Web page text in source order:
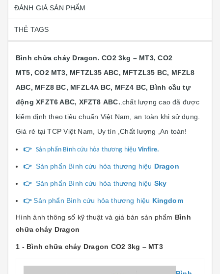
ĐÁNH GIÁ SẢN PHẨM
THẺ TAGS
Bình chữa cháy Dragon. CO2 3kg – MT3, CO2
MT5, CO2 MT3, MFTZL35 ABC, MFTZL35 BC, MFZL8
ABC, MFZ8 BC, MFZL4A BC, MFZ4 BC, Bình cầu tự
động XFZT6 ABC, XFZT8 ABC. .chất lượng cao đã được
kiểm định theo tiêu chuẩn Việt Nam, an toàn khi sử dụng.
Giá rẻ tại TCP Việt Nam, Uy tín ,Chất lượng ,An toàn!
👉 Sản phẩn Bình cứu hỏa thương hiệu Vinfire.
👉 Sản phẩn Bình cứu hỏa thương hiệu Dragon
👉 Sản phẩn Bình cứu hỏa thương hiệu Sky
👉Sản phẩn Bình cứu hỏa thương hiệu Kingdom
Hình ảnh thông số kỹ thuật và giá bán sản phẩm Bình
chữa cháy Dragon
1 - Bình chữa cháy Dragon CO2 3kg – MT3